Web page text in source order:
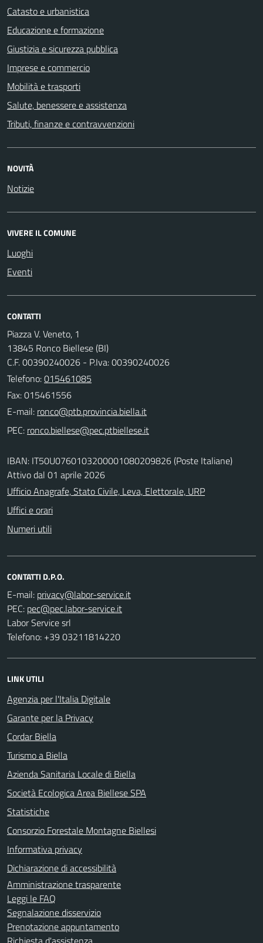
Catasto e urbanistica
Educazione e formazione
Giustizia e sicurezza pubblica
Imprese e commercio
Mobilità e trasporti
Salute, benessere e assistenza
Tributi, finanze e contravvenzioni
NOVITÀ
Notizie
VIVERE IL COMUNE
Luoghi
Eventi
CONTATTI
Piazza V. Veneto, 1
13845 Ronco Biellese (BI)
C.F. 00390240026 - P.Iva: 00390240026
Telefono:015461085
Fax: 015461556
E-mail:
PEC:
IBAN: IT50U0760103200001080209826 (Poste Italiane)
Attivo dal 01 aprile 2026
Ufficio Anagrafe, Stato Civile, Leva, Elettorale, URP
Uffici e orari
Numeri utili
CONTATTI D.P.O.
E-mail:
PEC:
Labor Service srl
Telefono: +39 03211814220
LINK UTILI
Agenzia per l'Italia Digitale
Garante per la Privacy
Cordar Biella
Turismo a Biella
Azienda Sanitaria Locale di Biella
Società Ecologica Area Biellese SPA
Statistiche
Consorzio Forestale Montagne Biellesi
Informativa privacy
Dichiarazione di accessibilità
Amministrazione trasparente
Leggi le FAQ
Segnalazione disservizio
Prenotazione appuntamento